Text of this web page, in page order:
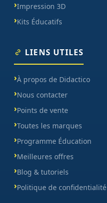
Impression 3D
Kits Éducatifs
LIENS UTILES
À propos de Didactico
Nous contacter
Points de vente
Toutes les marques
Programme Éducation
Meilleures offres
Blog & tutoriels
Politique de confidentialité